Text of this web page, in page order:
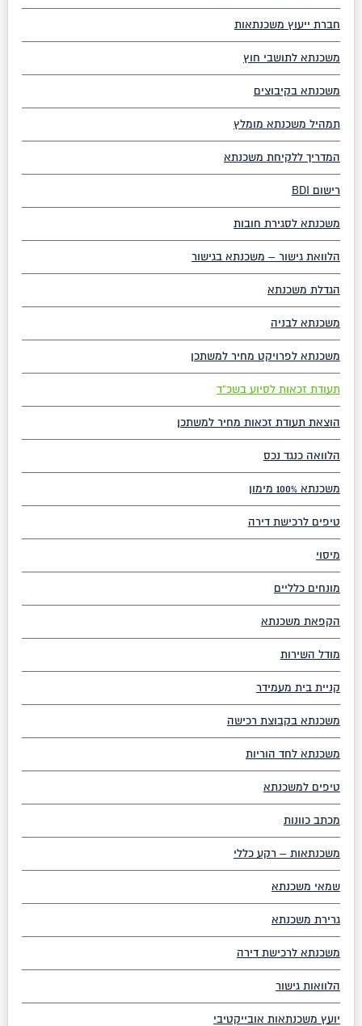
חברת ייעוץ משכנתאות
משכנתא לתושבי חוץ
משכנתא בקיבוצים
תמהיל משכנתא מומלץ
המדריך ללקיחת משכנתא
רישום BDI
משכנתא לסגירת חובות
הלוואת גישור – משכנתא בגישור
הגדלת משכנתא
משכנתא לבניה
משכנתא לפרויקט מחיר למשתכן
תעודת זכאות לסיוע בשכ”ד
הוצאת תעודת זכאות מחיר למשתכן
הלוואה כנגד נכס
משכנתא 100% מימון
טיפים לרכישת דירה
מיסוי
מונחים כלליים
הקפאת משכנתא
מודל השירות
קניית בית מעמידר
משכנתא בקבוצת רכישה
משכנתא לחד הוריות
טיפים למשכנתא
מכתב כוונות
משכנתאות – רקע כללי
שמאי משכנתא
גרירת משכנתא
משכנתא לרכישת דירה
הלוואות גישור
יועץ משכנתאות אובייקטיבי